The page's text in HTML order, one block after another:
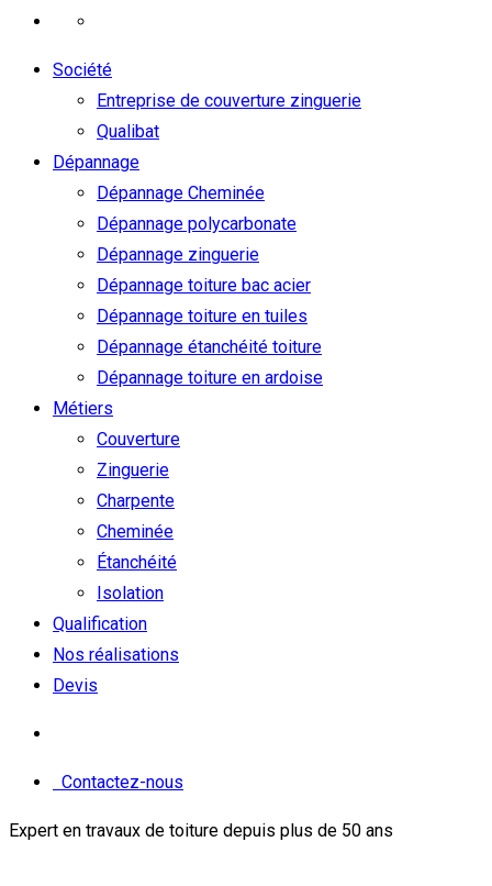
Société
Entreprise de couverture zinguerie
Qualibat
Dépannage
Dépannage Cheminée
Dépannage polycarbonate
Dépannage zinguerie
Dépannage toiture bac acier
Dépannage toiture en tuiles
Dépannage étanchéité toiture
Dépannage toiture en ardoise
Métiers
Couverture
Zinguerie
Charpente
Cheminée
Étanchéité
Isolation
Qualification
Nos réalisations
Devis
Contactez-nous
Expert en travaux de toiture depuis plus de 50 ans